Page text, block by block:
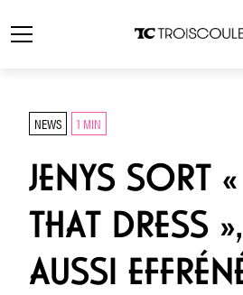
NEWS 1 MIN
JENYS SORT
THAT DRESS
AUSSI